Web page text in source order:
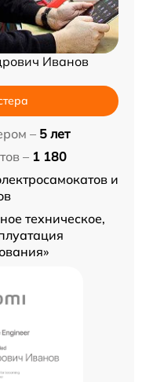
Иванов
– 5 лет
– 1 180
и
техническое,